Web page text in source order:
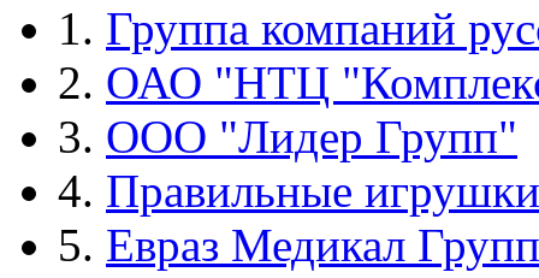
1. Группа компаний
2. ОАО "НТЦ
3. ООО "Лидер Групп"
4. Правильные игрушки
5. Евраз Медикал Групп